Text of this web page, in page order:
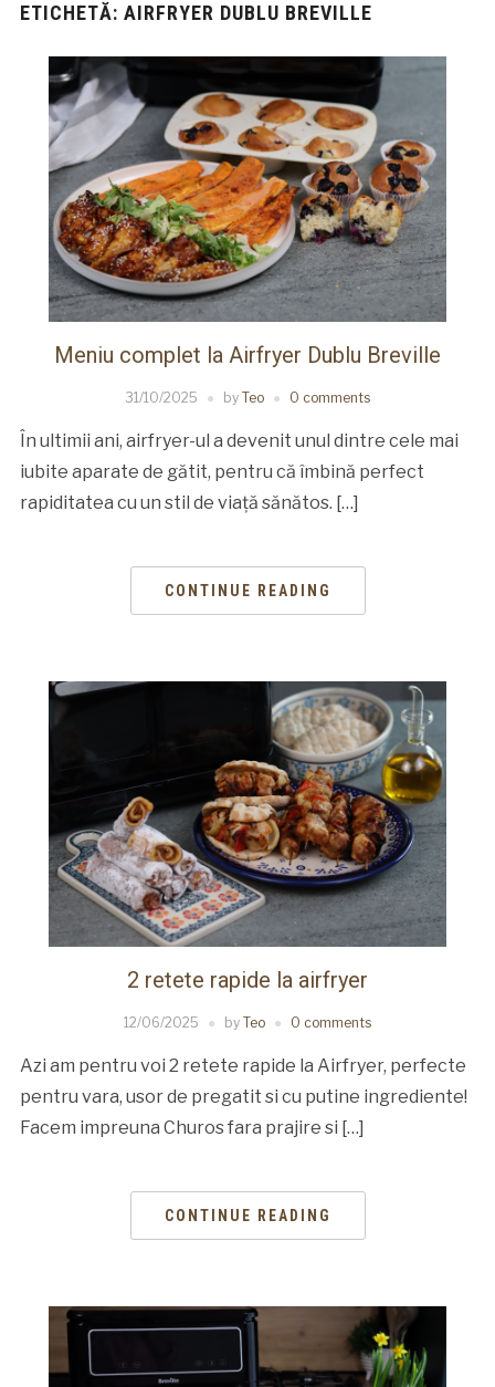
ETICHETĂ: AIRFRYER DUBLU BREVILLE
Meniu complet la Airfryer Dublu Breville
31/10/2025 by Teo 0 comments
În ultimii ani, airfryer-ul a devenit unul dintre cele mai
iubite aparate de gătit, pentru că îmbină perfect
rapiditatea cu un stil de viață sănătos. […]
CONTINUE READING
2 retete rapide la airfryer
12/06/2025 by Teo 0 comments
Azi am pentru voi 2 retete rapide la Airfryer, perfecte
pentru vara, usor de pregatit si cu putine ingrediente!
Facem impreuna Churos fara prajire si […]
CONTINUE READING